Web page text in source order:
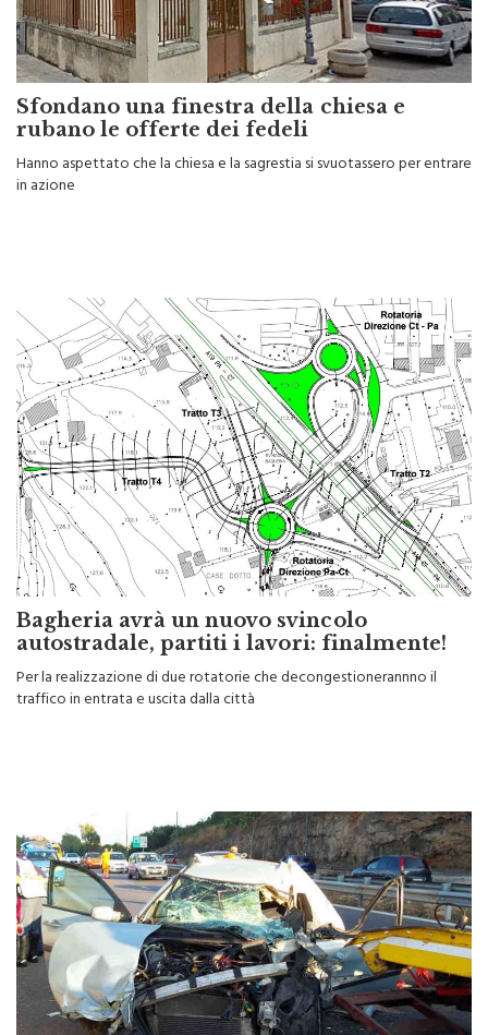
Sfondano una finestra della chiesa e
rubano le offerte dei fedeli
Hanno aspettato che la chiesa e la sagrestia si svuotassero per entrare
in azione
Bagheria avrà un nuovo svincolo
autostradale, partiti i lavori: finalmente!
Per la realizzazione di due rotatorie che decongestionerannno il
traffico in entrata e uscita dalla città